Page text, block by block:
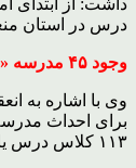
درس در استان
وجود ۴۵ مدرسه «سنگی» در لرستان
وی با اشاره به
برای احداث
۱۱۳ کلاس درس یاد شده ظرف یک سال احداث شوند.